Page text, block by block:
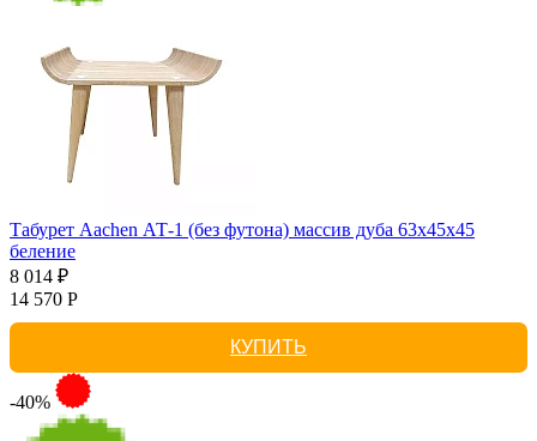
Табурет Aachen АТ-1 (без футона) массив дуба 63х45х45
беление
8 014 ₽
14 570 Р
КУПИТЬ
-40%